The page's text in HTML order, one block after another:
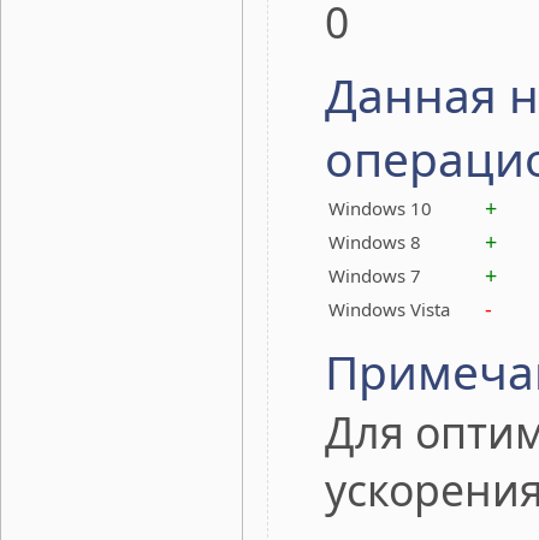
0
Данная
Windows 10 +
Windows 8 +
Windows 7 +
Windows Vista -
Для